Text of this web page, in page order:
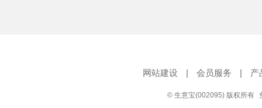
网站建设 | 会员服务 | 产
© 生意宝(002095) 版权所有